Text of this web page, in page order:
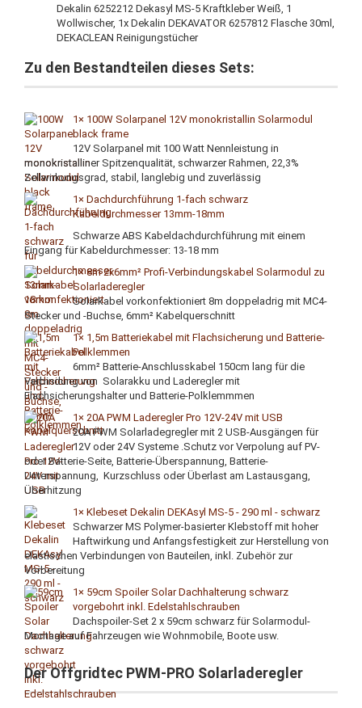
Dekalin 6252212 Dekasyl MS-5 Kraftkleber Weiß, 1
Wollwischer, 1x Dekalin DEKAVATOR 6257812 Flasche 30ml,
DEKACLEAN Reinigungstücher
Zu den Bestandteilen dieses Sets:
1× 100W Solarpanel 12V monokristallin Solarmodul
black frame
12V Solarpanel mit 100 Watt Nennleistung in
monokristalliner Spitzenqualität, schwarzer Rahmen, 22,3%
Zellwirkungsgrad, stabil, langlebig und zuverlässig
1× Dachdurchführung 1-fach schwarz
Kabeldurchmesser 13mm-18mm
Schwarze ABS Kabeldachdurchführung mit einem
Eingang für Kabeldurchmesser: 13-18 mm
1× 8m 2x6mm² Profi-Verbindungskabel Solarmodul zu
Solarladeregler
Solarkabel vorkonfektioniert 8m doppeladrig mit MC4-
Stecker und -Buchse, 6mm² Kabelquerschnitt
1× 1,5m Batteriekabel mit Flachsicherung und Batterie-
Polklemmen
6mm² Batterie-Anschlusskabel 150cm lang für die
Verbindung von Solarakku und Laderegler mit
Flachsicherungshalter und Batterie-Polklemmmen
1× 20A PWM Laderegler Pro 12V-24V mit USB
20A PWM Solarladegregler mit 2 USB-Ausgängen für
12V oder 24V Systeme .Schutz vor Verpolung auf PV-
oder Batterie-Seite, Batterie-Überspannung, Batterie-
Unterspannung, Kurzschluss oder Überlast am Lastausgang,
Überhitzung
1× Klebeset Dekalin DEKAsyl MS-5 - 290 ml - schwarz
Schwarzer MS Polymer-basierter Klebstoff mit hoher
Haftwirkung und Anfangsfestigkeit zur Herstellung von
elastischen Verbindungen von Bauteilen, inkl. Zubehör zur
Vorbereitung
1× 59cm Spoiler Solar Dachhalterung schwarz
vorgebohrt inkl. Edelstahlschrauben
Dachspoiler-Set 2 x 59cm schwarz für Solarmodul-
Montage auf Fahrzeugen wie Wohnmobile, Boote usw.
Der Offgridtec PWM-PRO Solarladeregler